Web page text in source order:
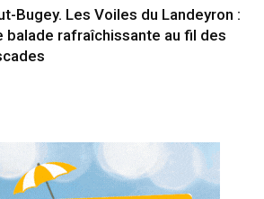
Bugey. Les Voiles du Landeyron :
balade rafraîchissante au fil des